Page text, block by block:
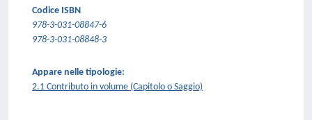
Codice ISBN
978-3-031-08847-6
978-3-031-08848-3
Appare nelle tipologie:
2.1 Contributo in volume (Capitolo o Saggio)